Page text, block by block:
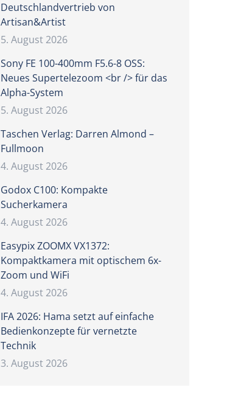
Deutschlandvertrieb von
Artisan&Artist
5. August 2026
Sony FE 100-400mm F5.6-8 OSS:
Neues Supertelezoom <br /> für das
Alpha-System
5. August 2026
Taschen Verlag: Darren Almond –
Fullmoon
4. August 2026
Godox C100: Kompakte
Sucherkamera
4. August 2026
Easypix ZOOMX VX1372:
Kompaktkamera mit optischem 6x-
Zoom und WiFi
4. August 2026
IFA 2026: Hama setzt auf einfache
Bedienkonzepte für vernetzte
Technik
3. August 2026